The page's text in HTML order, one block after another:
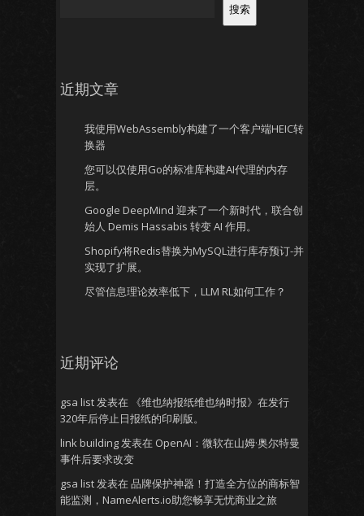
搜索
近期文章
我使用WebAssembly构建了一个客户端HEIC转
换器
您可以仅使用Go的标准库构建AI代理的内存
层。
Google DeepMind 迎来了一个新时代，联合创
始人 Demis Hassabis 转变 AI 作用。
Shopify将Redis替换为MySQL进行库存预订-并
实现了扩展。
尽管信息理论效率低下，LLM RL如何工作？
近期评论
gsa list发表在
《维也纳报纸维也纳时报》在发行
320年后停止日报纸的印刷版。
link building发表在 OpenAI：微软在山姆·奥尔特曼
事件后要求改变
gsa list发表在 品牌保护神器！打造全方位的商标智
能监测，NameAlerts.io助您畅享无忧商业之旅